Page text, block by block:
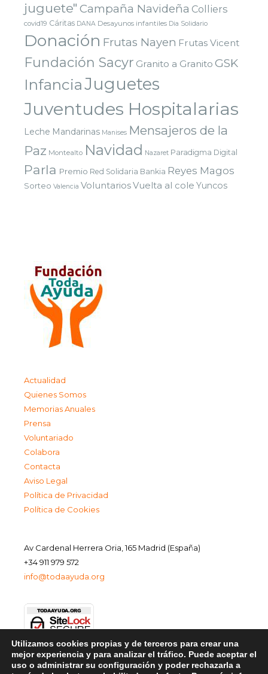
juguete" Campaña Navideña Colliers
covid19 Cáritas DANA Desayunos infantiles Dia Solidario
Donación Frutas Nayen Frutas Vicent
Fundación Sacyr Granito a Granito GSK
InfanciaJuguetes
Juventudes Hospitalarias
Leche Mandarinas Manises Mensajeros de la
Paz Montealto Navidad Nazaret Paradigma Digital
Parla Premio Red Solidaria Bankia Reyes Magos
Sorteo Valencia VoluntariosVuelta al cole Yuncos
Actualidad
Quienes Somos
Memorias Anuales
Prensa
Voluntariado
Colabora
Contacta
Aviso Legal
Política de Privacidad
Política de Cookies
Av Cardenal Herrera Oria, 165 Madrid (España)
+34 911 979 572
info@todaayuda.org
Utilizamos cookies propias y de terceros para crear una
mejor experiencia y para analizar el tráfico. Puede aceptar el
uso o administrar su configuración y poder rechazarla a